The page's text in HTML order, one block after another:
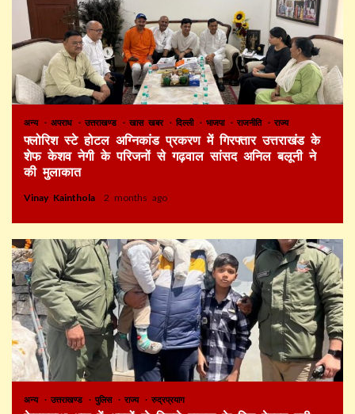
अन्य अपराध उत्तराखण्ड खास खबर दिल्ली भाजपा राजनीति राज्य
फ्लोरिश स्टे होटल अग्निकांड प्रकरण में गिरफ्तार उत्तराखंड के
शेफ केशव नेगी के परिजनों से गढ़वाल सांसद अनिल बलूनी ने
की मुलाकात
Vinay Kainthola 2 months ago
अन्य उत्तराखण्ड पुलिस राज्य रुद्रप्रयाग